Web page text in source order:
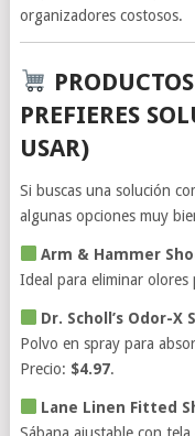
organizadores costosos.
PREFIERES
USAR)
Si buscas una solución
algunas opciones muy
Arm & Hammer
Ideal para eliminar olores
Dr. Scholl’s Odor-X
Polvo en spray para
Precio: $4.97.
Lane Linen Fitted
Sábana ajustable con